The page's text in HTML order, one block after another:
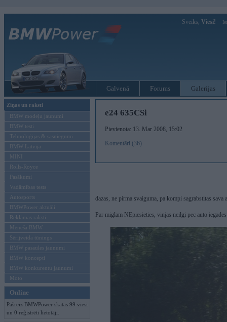
Sveiks, Viesi!
Galvenā Forums Galerijas
Ziņas un raksti
BMW modeļu jaunumi
BMW testi
Tehnoloģijas & sasniegumi
BMW Latvijā
MINI
Rolls-Royce
Pasākumi
Vadāmības tests
Autosports
BMWPower aktuāli
Reklāmas raksti
Mēneša BMW
Sērijveida tūnings
BMW pasaules jaunumi
BMW koncepti
BMW konkurentu jaunumi
Moto
Online
Pašreiz BMWPower skatās 99 viesi
un 0 reģistrēti lietotāji.
e24 635CSi
Pievienota: 13. Mar 2008, 15:02
Komentāri (36)
dazas, ne pirma svaiguma, pa kompi sagrabstitas sava
Par miglam NEpiesieties, vinjas neilgi pec auto